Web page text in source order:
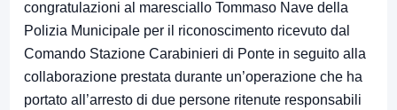
congratulazioni al maresciallo Tommaso Nave della
Polizia Municipale per il riconoscimento ricevuto dal
Comando Stazione Carabinieri di Ponte in seguito alla
collaborazione prestata durante un’operazione che ha
portato all’arresto di due persone ritenute responsabili